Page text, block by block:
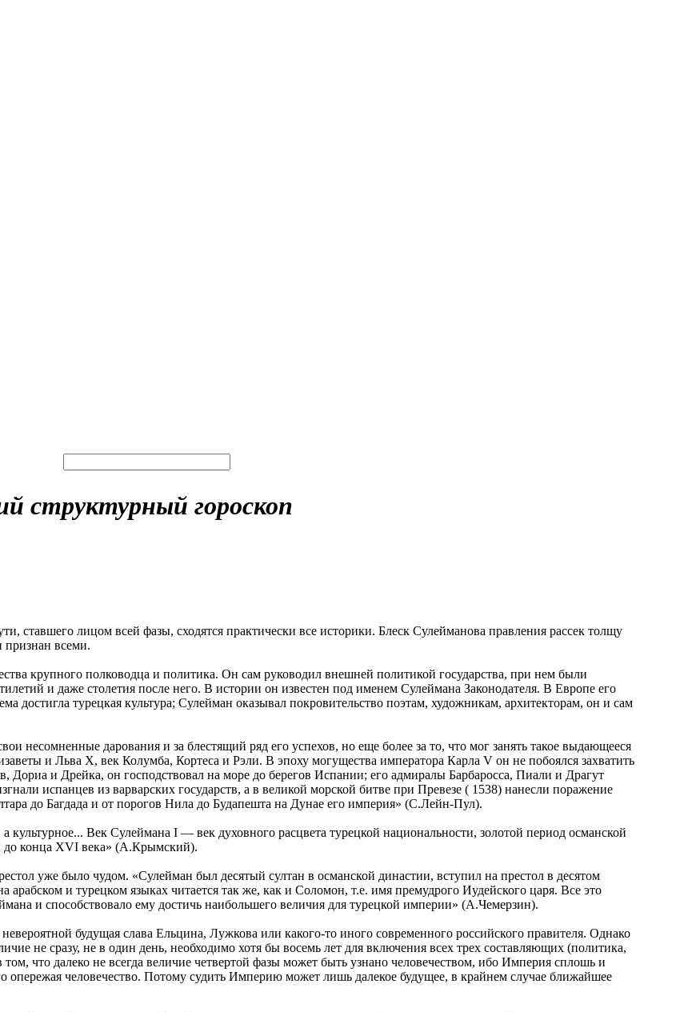
структурный гороскоп
ставшего лицом всей фазы, сходятся практически все историки. Блеск Сулейманова правления рассек толщу
признан всеми.
крупного полководца и политика. Он сам руководил внешней политикой государства, при нем были
и даже столетия после него. В истории он известен под именем Сулеймана Законодателя. В Европе его
турецкая культура; Сулейман оказывал покровительство поэтам, художникам, архитекторам, он и сам
несомненные дарования и за блестящий ряд его успехов, но еще более за то, что мог занять такое выдающееся
и Льва X, век Колумба, Кортеса и Рэли. В эпоху могущества императора Карла V он не побоялся захватить
и Дрейка, он господствовал на море до берегов Испании; его адмиралы Барбаросса, Пиали и Драгут
испанцев из варварских государств, а в великой морской битве при Превезе ( 1538) нанесли поражение
до Багдада и от порогов Нила до Будапешта на Дунае его империя» (С.Лейн-Пул).
Век Сулеймана I — век духовного расцвета турецкой национальности, золотой период османской
до конца XVI века» (А.Крымский).
уже было чудом. «Сулейман был десятый султан в османской династии, вступил на престол в десятом
и турецком языках читается так же, как и Соломон, т.е. имя премудрого Иудейского царя. Все это
и способствовало ему достичь наибольшего величия для турецкой империи» (А.Чемерзин).
будущая слава Ельцина, Лужкова или какого-то иного современного российского правителя. Однако
не сразу, не в один день, необходимо хотя бы восемь лет для включения всех трех составляющих (политика,
что далеко не всегда величие четвертой фазы может быть узнано человечеством, ибо Империя сплошь и
опережая человечество. Потому судить Империю может лишь далекое будущее, в крайнем случае ближайшее